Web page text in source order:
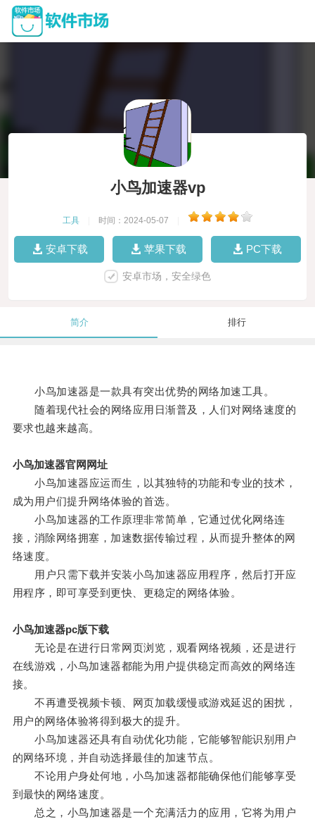
小鸟加速器vp
工具 时间：2024-05-07
安卓下载 苹果下载 PC下载
安卓市场，安全绿色
简介 排行
小鸟加速器是一款具有突出优势的网络加速工具。
随着现代社会的网络应用日渐普及，人们对网络速度的
要求也越来越高。
小鸟加速器官网网址
小鸟加速器应运而生，以其独特的功能和专业的技术，
成为用户们提升网络体验的首选。
小鸟加速器的工作原理非常简单，它通过优化网络连
接，消除网络拥塞，加速数据传输过程，从而提升整体的网
络速度。
用户只需下载并安装小鸟加速器应用程序，然后打开应
用程序，即可享受到更快、更稳定的网络体验。
小鸟加速器pc版下载
无论是在进行日常网页浏览，观看网络视频，还是进行
在线游戏，小鸟加速器都能为用户提供稳定而高效的网络连
接。
不再遭受视频卡顿、网页加载缓慢或游戏延迟的困扰，
用户的网络体验将得到极大的提升。
小鸟加速器还具有自动优化功能，它能够智能识别用户
的网络环境，并自动选择最佳的加速节点。
不论用户身处何地，小鸟加速器都能确保他们能够享受
到最快的网络速度。
总之，小鸟加速器是一个充满活力的应用，它将为用户